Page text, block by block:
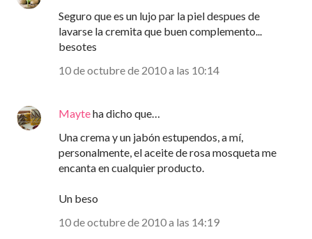
Seguro que es un lujo par la piel despues de
lavarse la cremita que buen complemento...
besotes
10 de octubre de 2010 a las 10:14
Mayteha dicho que…
Una crema y un jabón estupendos, a mí,
personalmente, el aceite de rosa mosqueta me
encanta en cualquier producto.
Un beso
10 de octubre de 2010 a las 14:19